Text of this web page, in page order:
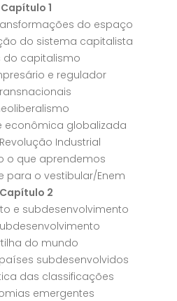
Capítulo 1
do espaço
do sistema capitalista
do capitalismo
e regulador
econômica globalizada
Industrial
o que aprendemos
para o vestibular/Enem
Capítulo 2
e subdesenvolvimento
do mundo
subdesenvolvidos
das classificações
emergentes